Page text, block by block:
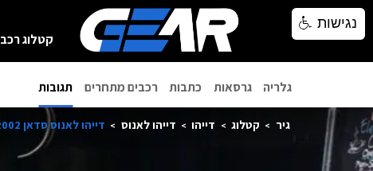
קטלוג רכב
גלריה גרסאות כתבות רכבים מתחרים תגובות
גיר קטלוג דייהו דייהו לאנוס דייהו לאנוס סדאן 2002
נגישות
נגישות